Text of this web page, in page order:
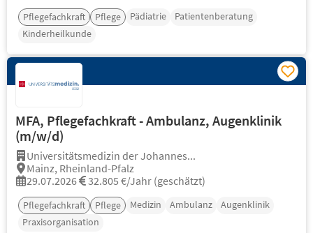
Pflegefachkraft Pflege Pädiatrie
Patientenberatung
Kinderheilkunde
MFA, Pflegefachkraft - Ambulanz, Augenklinik
(m/w/d)
Universitätsmedizin der Johannes...
Mainz, Rheinland-Pfalz
29.07.2026
32.805 €/Jahr (geschätzt)
Pflegefachkraft Pflege Medizin Ambulanz
Augenklinik
Praxisorganisation